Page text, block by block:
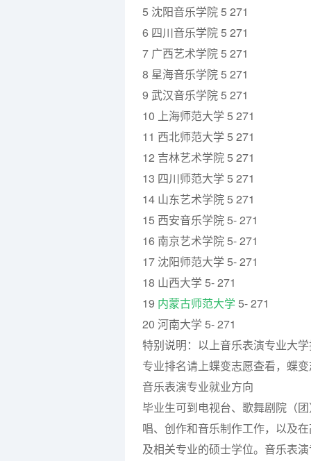
5 沈阳音乐学院 5 271
6 四川音乐学院 5 271
7 广西艺术学院 5 271
8 星海音乐学院 5 271
9 武汉音乐学院 5 271
10 上海师范大学 5 271
11 西北师范大学 5 271
12 吉林艺术学院 5 271
13 四川师范大学 5 271
14 山东艺术学院 5 271
15 西安音乐学院 5- 271
16 南京艺术学院 5- 271
17 沈阳师范大学 5- 271
18 山西大学 5- 271
19 内蒙古师范大学5- 271
20 河南大学 5- 271
特别说明：以上音乐表演专业大
专业排名请上蝶变志愿查看，蝶
音乐表演专业就业方向
毕业生可到电视台、歌舞剧院（
唱、创作和音乐制作工作，以及
及相关专业的硕士学位。音乐表